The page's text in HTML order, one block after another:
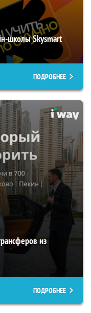
школы Skysmart
ПОДРОБНЕЕ
из
ПОДРОБНЕЕ